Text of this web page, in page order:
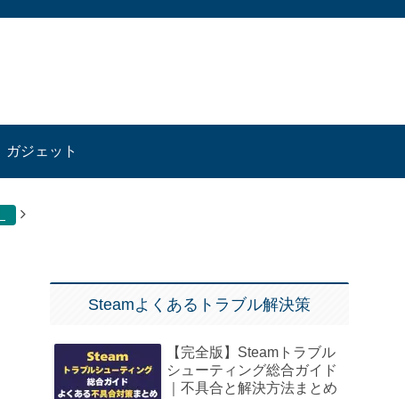
ガジェット
Steamよくあるトラブル解決策
【完全版】Steamトラブル
シューティング総合ガイド
｜不具合と解決方法まとめ